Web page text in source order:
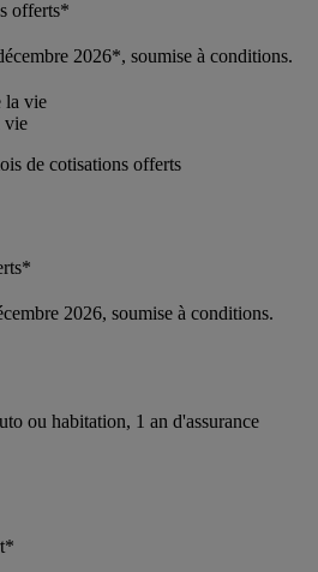
offerts*
2026*, soumise à conditions.
vie
de cotisations offerts
2026, soumise à conditions.
ou habitation, 1 an d'assurance